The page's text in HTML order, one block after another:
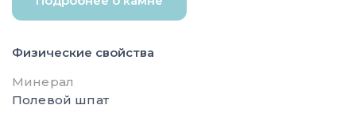
Физические свойства
Минерал
Полевой шпат